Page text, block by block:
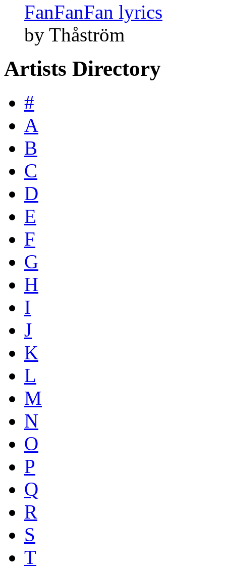
FanFanFan lyrics
by Thåström
Artists Directory
#
A
B
C
D
E
F
G
H
I
J
K
L
M
N
O
P
Q
R
S
T